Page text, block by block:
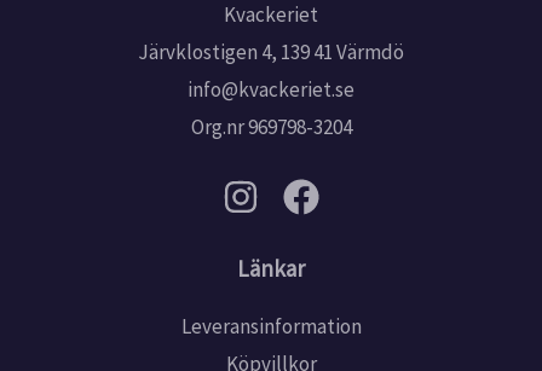
Kvackeriet
Järvklostigen 4, 139 41 Värmdö
info@kvackeriet.se
Org.nr 969798-3204
Länkar
Leveransinformation
Köpvillkor